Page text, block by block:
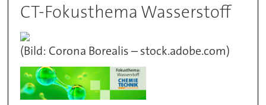
CT-Fokusthema Wasserstoff
(Bild: Corona Borealis – stock.adobe.com)